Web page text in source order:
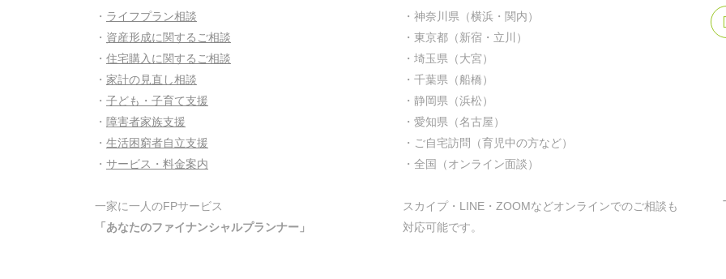
・ ライフプラン相談
・ 資産形成に関するご相談
・ 住宅購入に関するご相談
・ 家計の見直し相談
・ 子ども・子育て支援
・ 障害者家族支援
・ 生活困窮者自立支援
・ サービス・料金案内
一家に一人のFPサービス
「あなたのファイナンシャルプランナー」
・神奈川県（横浜・関内）
・東京都（新宿・立川）
・埼玉県（大宮）
・千葉県（船橋）
・静岡県（浜松）
・愛知県（名古屋）
・ご自宅訪問（育児中の方など）
・全国（オンライン面談）
スカイプ・LINE・ZOOMなどオンラインでのご相談も
対応可能です。